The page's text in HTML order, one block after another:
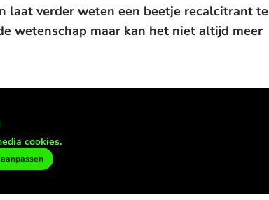
laat verder weten een beetje recalcitrant te
wetenschap maar kan het niet altijd meer
cookies.